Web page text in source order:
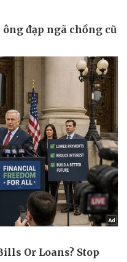
Đời sống
Nhà đẹp
Blog
Tình yêu - Gia đình